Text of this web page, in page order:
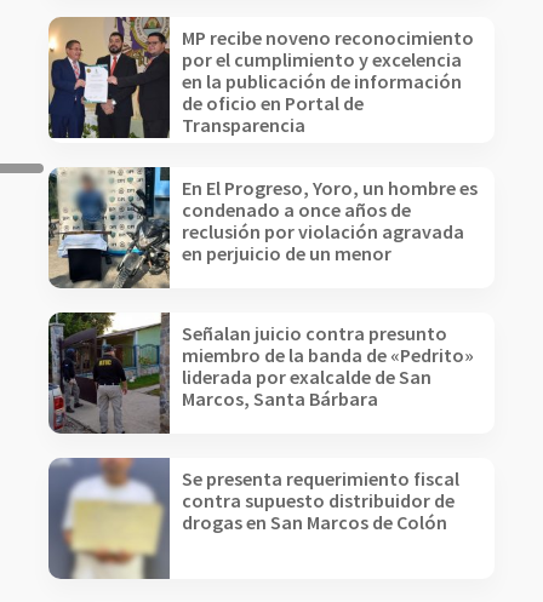
MP recibe noveno reconocimiento
por el cumplimiento y excelencia
en la publicación de información
de oficio en Portal de
Transparencia
En El Progreso, Yoro, un hombre es
condenado a once años de
reclusión por violación agravada
en perjuicio de un menor
Señalan juicio contra presunto
miembro de la banda de «Pedrito»
liderada por exalcalde de San
Marcos, Santa Bárbara
Se presenta requerimiento fiscal
contra supuesto distribuidor de
drogas en San Marcos de Colón